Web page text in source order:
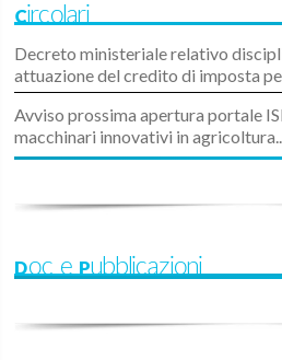
Circolari
Decreto ministeriale relativo
attuazione del credito di imposta
Avviso prossima apertura portale
macchinari innovativi in
Doc e Pubblicazioni